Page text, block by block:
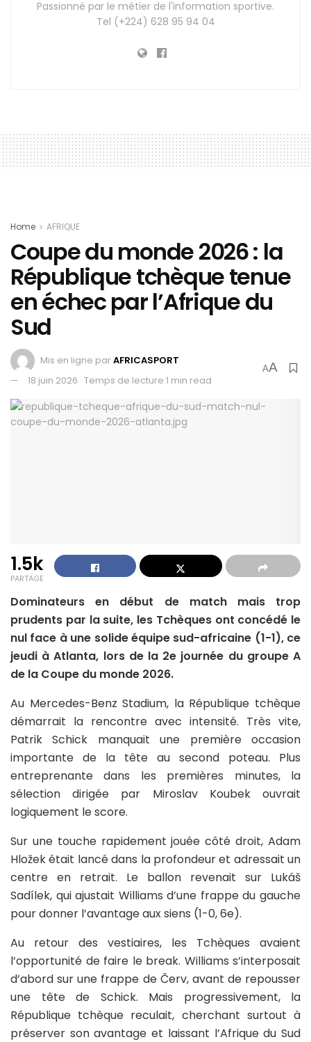
Passionné par le métier de l'information sportive.
Tel (+224) 628 95 94 04
Home AFRIQUE
Coupe du monde 2026 : la
République tchèque tenue
en échec par l’Afrique du
Sud
Mis en ligne parAFRICASPORT
18 juin 2026 Temps de lecture:1 min read
AA
1.5k
PARTAGE
Dominateurs en début de match mais trop
prudents par la suite, les Tchèques ont concédé le
nul face à une solide équipe sud-africaine (1-1), ce
jeudi à Atlanta, lors de la 2e journée du groupe A
de la Coupe du monde 2026.
Au Mercedes-Benz Stadium, la République tchèque
démarrait la rencontre avec intensité. Très vite,
Patrik Schick manquait une première occasion
importante de la tête au second poteau. Plus
entreprenante dans les premières minutes, la
sélection dirigée par Miroslav Koubek ouvrait
logiquement le score.
Sur une touche rapidement jouée côté droit, Adam
Hložek était lancé dans la profondeur et adressait un
centre en retrait. Le ballon revenait sur Lukáš
Sadílek, qui ajustait Williams d’une frappe du gauche
pour donner l’avantage aux siens (1-0, 6e).
Au retour des vestiaires, les Tchèques avaient
l’opportunité de faire le break. Williams s’interposait
d’abord sur une frappe de Červ, avant de repousser
une tête de Schick. Mais progressivement, la
République tchèque reculait, cherchant surtout à
préserver son avantage et laissant l’Afrique du Sud